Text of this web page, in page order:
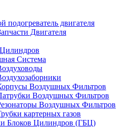
подогреватель двигателя
Двигателя
Система
Воздушных Фильтров
Воздушных Фильтров
Воздушных Фильтров
картерных газов
Блоков Цилиндров (ГБЦ)